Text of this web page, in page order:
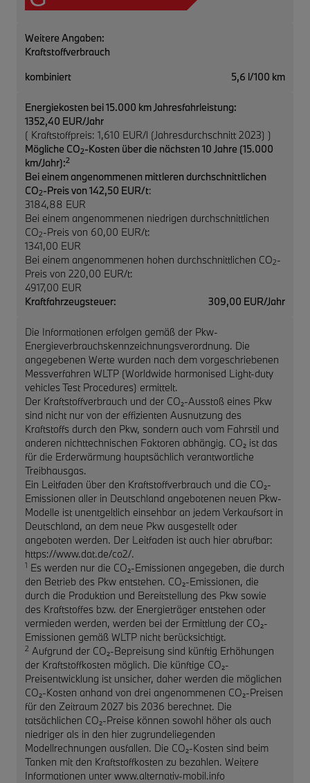
Weitere Angaben:
Kraftstoffverbrauch
kombiniert
5,6 l/100 km
Energiekosten bei 15.000 km Jahresfahrleistung:
1352,40 EUR/Jahr
( Kraftstoffpreis: 1,610 EUR/l (Jahresdurchschnitt 2023) )
Mögliche CO2-Kosten über die nächsten 10 Jahre (15.000
km/Jahr):2
Bei einem angenommenen mittleren durchschnittlichen
CO2-Preis von 142,50 EUR/t:
3184,88 EUR
Bei einem angenommenen niedrigen durchschnittlichen
CO2-Preis von 60,00 EUR/t:
1341,00 EUR
Bei einem angenommenen hohen durchschnittlichen CO2-
Preis von 220,00 EUR/t:
4917,00 EUR
Kraftfahrzeugsteuer:
309,00 EUR/Jahr
Die Informationen erfolgen gemäß der Pkw-
Energieverbrauchskennzeichnungsverordnung. Die
angegebenen Werte wurden nach dem vorgeschriebenen
Messverfahren WLTP (Worldwide harmonised Light-duty
vehicles Test Procedures) ermittelt.
Der Kraftstoffverbrauch und der CO₂-Ausstoß eines Pkw
sind nicht nur von der effizienten Ausnutzung des
Kraftstoffs durch den Pkw, sondern auch vom Fahrstil und
anderen nichttechnischen Faktoren abhängig. CO₂ ist das
für die Erderwärmung hauptsächlich verantwortliche
Treibhausgas.
Ein Leitfaden über den Kraftstoffverbrauch und die CO₂-
Emissionen aller in Deutschland angebotenen neuen Pkw-
Modelle ist unentgeltlich einsehbar an jedem Verkaufsort in
Deutschland, an dem neue Pkw ausgestellt oder
angeboten werden. Der Leitfaden ist auch hier abrufbar:
https://www.dat.de/co2/.
1 Es werden nur die CO₂-Emissionen angegeben, die durch
den Betrieb des Pkw entstehen. CO₂-Emissionen, die
durch die Produktion und Bereitstellung des Pkw sowie
des Kraftstoffes bzw. der Energieträger entstehen oder
vermieden werden, werden bei der Ermittlung der CO₂-
Emissionen gemäß WLTP nicht berücksichtigt.
2 Aufgrund der CO₂-Bepreisung sind künftig Erhöhungen
der Kraftstoffkosten möglich. Die künftige CO₂-
Preisentwicklung ist unsicher, daher werden die möglichen
CO₂-Kosten anhand von drei angenommenen CO₂-Preisen
für den Zeitraum 2027 bis 2036 berechnet. Die
tatsächlichen CO₂-Preise können sowohl höher als auch
niedriger als in den hier zugrundeliegenden
Modellrechnungen ausfallen. Die CO₂-Kosten sind beim
Tanken mit den Kraftstoffkosten zu bezahlen. Weitere
Informationen unter www.alternativ-mobil.info